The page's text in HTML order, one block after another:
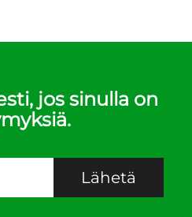
jos sinulla on
Lähetä